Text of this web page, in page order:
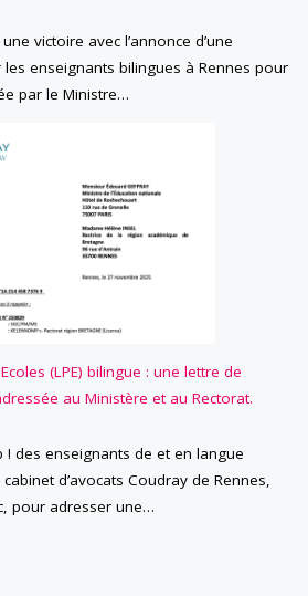
victoire avec l’annonce d’une
enseignants bilingues à Rennes pour
par le Ministre…
(LPE) bilingue : une lettre de
au Ministère et au Rectorat.
! des enseignants de et en langue
d’avocats Coudray de Rennes,
pour adresser une…